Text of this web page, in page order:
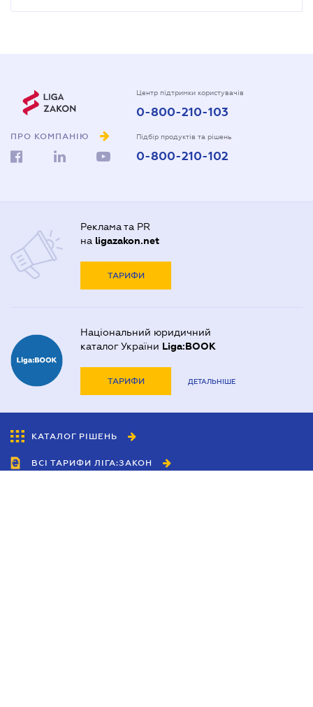
ПРО КОМПАНІЮ
Центр підтримки користувачів
0-800-210-103
Підбір продуктів та рішень
0-800-210-102
Реклама та PR
на ligazakon.net
ТАРИФИ
Національний юридичний
каталог України Liga:BOOK
ТАРИФИ ДЕТАЛЬНІШЕ
КАТАЛОГ РІШЕНЬ
ВСІ ТАРИФИ ЛІГА:ЗАКОН